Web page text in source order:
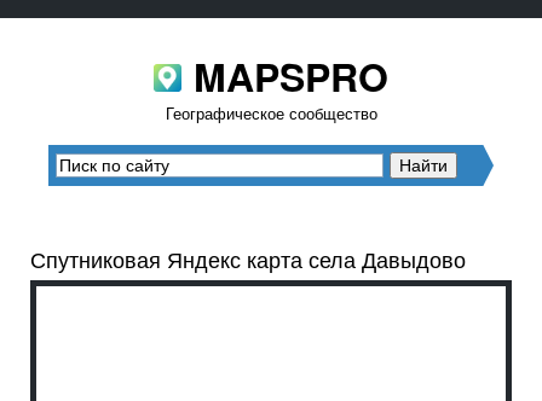
MAPSPRO
Географическое сообщество
Спутниковая Яндекс карта села Давыдово